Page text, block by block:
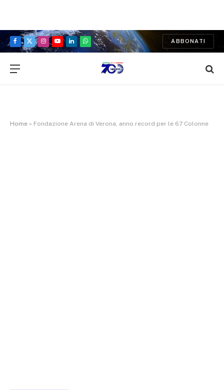
Facebook
X
Instagram
YouTubeLinkedInWhatsApp
ABBONATI
Home » Fondazione Arena di Verona, anno record per le 67 Colonne